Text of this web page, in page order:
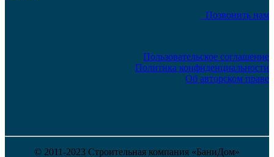
Позвонить нам
Пользовательское соглашение
Политика конфиденциальности
Об авторском праве
© 2011-2023 Строительная компания «БаниДом»